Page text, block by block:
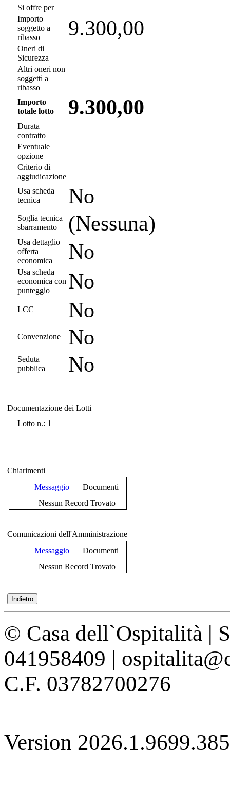
Si offre per
Importo
soggetto a
ribasso
9.300,00
Oneri di
Sicurezza
Altri oneri non
soggetti a
ribasso
Importo
totale lotto
9.300,00
Durata
contratto
Eventuale
opzione
Criterio di
aggiudicazione
Usa scheda
tecnica
No
Soglia tecnica
sbarramento
(Nessuna)
Usa dettaglio
offerta
economica
No
Usa scheda
economica con
punteggio
No
LCC No
Convenzione No
Seduta
pubblica
No
Documentazione dei Lotti
Lotto n.: 1
Chiarimenti
Messaggio
Documenti
Nessun Record Trovato
Comunicazioni dell'Amministrazione
Messaggio
Documenti
Nessun Record Trovato
© Casa dell`Ospitalità |
041958409 |
C.F. 03782700276
Version